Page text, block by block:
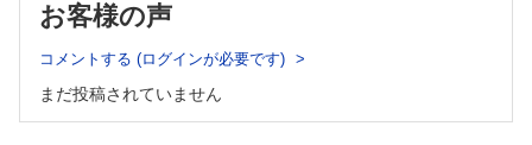
・統合失調症（植草 秀介ほか）
シリーズ
お客様の声
コメントする (ログインが必要です)
まだ投稿されていません